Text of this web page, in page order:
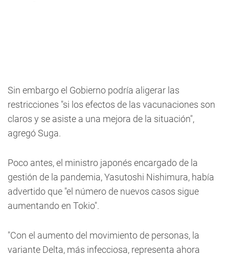
Sin embargo el Gobierno podría aligerar las
restricciones "si los efectos de las vacunaciones son
claros y se asiste a una mejora de la situación",
agregó Suga.
Poco antes, el ministro japonés encargado de la
gestión de la pandemia, Yasutoshi Nishimura, había
advertido que "el número de nuevos casos sigue
aumentando en Tokio".
"Con el aumento del movimiento de personas, la
variante Delta, más infecciosa, representa ahora